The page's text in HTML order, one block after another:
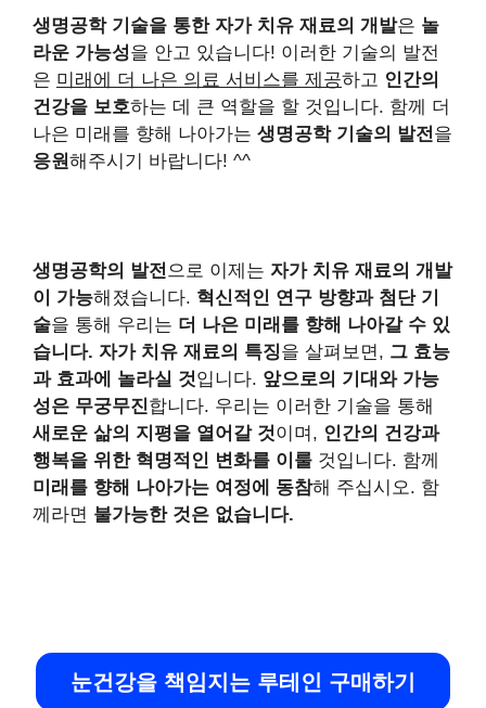
생명공학 기술을 통한 자가 치유 재료의 개발은 놀
라운 가능성을 안고 있습니다! 이러한 기술의 발전
은 미래에 더 나은 의료 서비스를 제공하고 인간의
건강을 보호하는 데 큰 역할을 할 것입니다. 함께 더
나은 미래를 향해 나아가는 생명공학 기술의 발전을
응원해주시기 바랍니다! ^^
생명공학의 발전으로 이제는 자가 치유 재료의 개발
이 가능해졌습니다. 혁신적인 연구 방향과 첨단 기
술을 통해 우리는 더 나은 미래를 향해 나아갈 수 있
습니다. 자가 치유 재료의 특징을 살펴보면, 그 효능
과 효과에 놀라실 것입니다. 앞으로의 기대와 가능
성은 무궁무진합니다. 우리는 이러한 기술을 통해
새로운 삶의 지평을 열어갈 것이며, 인간의 건강과
행복을 위한 혁명적인 변화를 이룰 것입니다. 함께
미래를 향해 나아가는 여정에 동참해 주십시오. 함
께라면 불가능한 것은 없습니다.
눈건강을 책임지는 루테인 구매하기